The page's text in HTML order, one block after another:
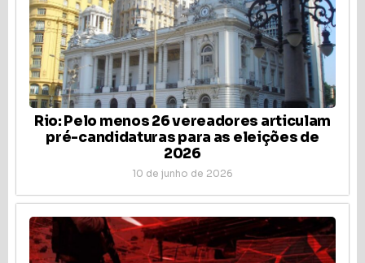
Rio: Pelo menos 26 vereadores articulam
pré-candidaturas para as eleições de
2026
10 de junho de 2026